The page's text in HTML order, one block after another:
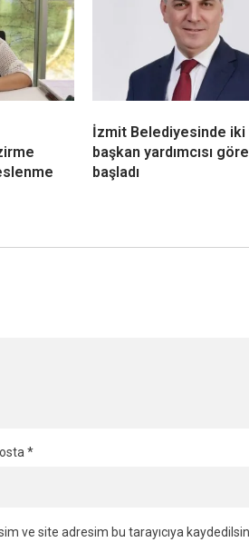
İzmit Belediyesinde iki
başkan yardımcısı
başladı
*
ve site adresim bu tarayıcıya